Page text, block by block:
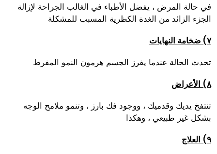
في حالة المرض ، يفضل الأطباء في الغالب الجراحة لإزالة
الجزء الزائد من الغدة الكظرية المسبب للمشكلة
٧) ضخامة النهايات
تحدث الحالة عندما يفرز الجسم هرمون النمو المفرط
٨) الأعراض
تنتفخ يديك وقدميك ، ووجود فك بارز ، وتنمو ملامح الوجه
بشكل غير طبيعي ، وهكذا
٩) العلاج